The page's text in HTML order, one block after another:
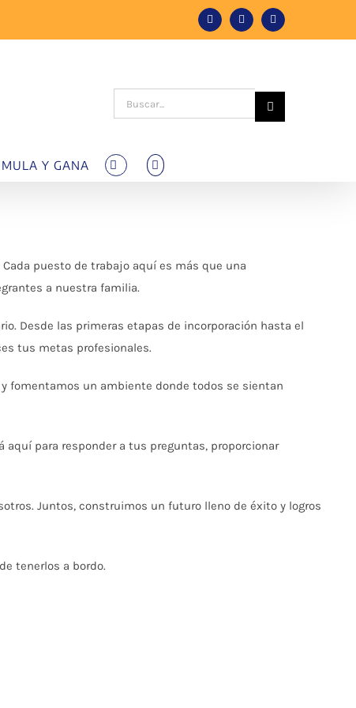
FacebookInstagramTiktok
Buscar:
Y GANA
Cada puesto de trabajo aquí es más que una
a nuestra familia.
Desde las primeras etapas de incorporación hasta el
tus metas profesionales.
fomentamos un ambiente donde todos se sientan
aquí para responder a tus preguntas, proporcionar
Juntos, construimos un futuro lleno de éxito y logros
tenerlos a bordo.